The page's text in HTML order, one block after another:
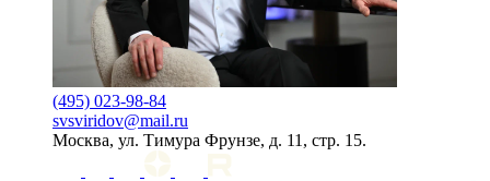
(495) 023-98-84
svsviridov@mail.ru
Москва, ул. Тимура Фрунзе, д. 11, стр. 15.